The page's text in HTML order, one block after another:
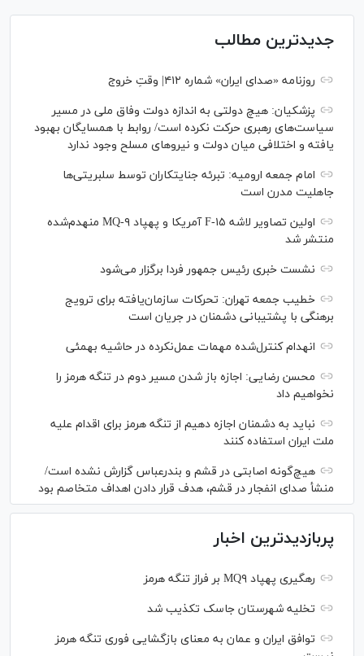
جدیدترین مطالب
روزنامه «صدای ایران» شماره ۴۱۲| وقتِ خروج
پزشکیان: هیچ دولتی به اندازه دولت وفاق ملی در مسیر
سیاست‌های رهبری حرکت نکرده است/ روابط با همسایگان بهبود
یافته و اختلافی میان دولت و نیروهای مسلح وجود ندارد
امام جمعه ارومیه: تبرئه جنایتکاران توسط سلبریتی‌ها
جاهلیت مدرن است
اولین تصاویر لاشه F-۱۵ آمریکا و پهپاد MQ-۹ منهدم‌شده
منتشر شد
نشست خبری رئیس‌ جمهور فردا برگزار می‌شود
خطیب جمعه تهران: تحرکات سازمان‌یافته برای ترویج
برهنگی با پشتیبانی دشمنان در جریان است
انهدام کنترل‌شده مهمات عمل‌نکرده در حاشیه بهمئی
محسن رضایی: اجازه باز شدن مسیر دوم در تنگه هرمز را
نخواهیم داد
نباید به دشمنان اجازه دهیم از تنگه هرمز برای اقدام علیه
ملت ایران استفاده کنند
هیچ‌گونه اصابتی در قشم و بندرعباس گزارش نشده است/
منشأ صدای انفجار در قشم، هدف قرار دادن اهداف متخاصم بود
پربازدیدترین اخبار
رهگیری پهپاد MQ۹ بر فراز تنگه هرمز
تخلیه شهرستان جاسک تکذیب شد
توافق ایران و عمان به معنای بازگشایی فوری تنگه هرمز